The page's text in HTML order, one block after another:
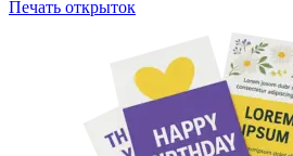
Печать открыток